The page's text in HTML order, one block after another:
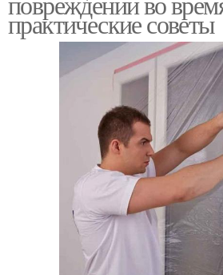
практические советы